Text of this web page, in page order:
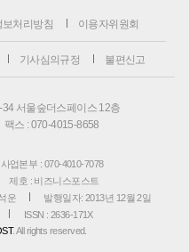
보처리방침 이용자위원회
기사심의규정 불편신고
서울숲더스페이스 12층
팩스 : 070-4015-8658
사업본부 : 070-4010-7078
제호 : 비즈니스포스트
운
발행일자: 2013년 12월 2일
ISSN : 2636-171X
. All rights reserved.